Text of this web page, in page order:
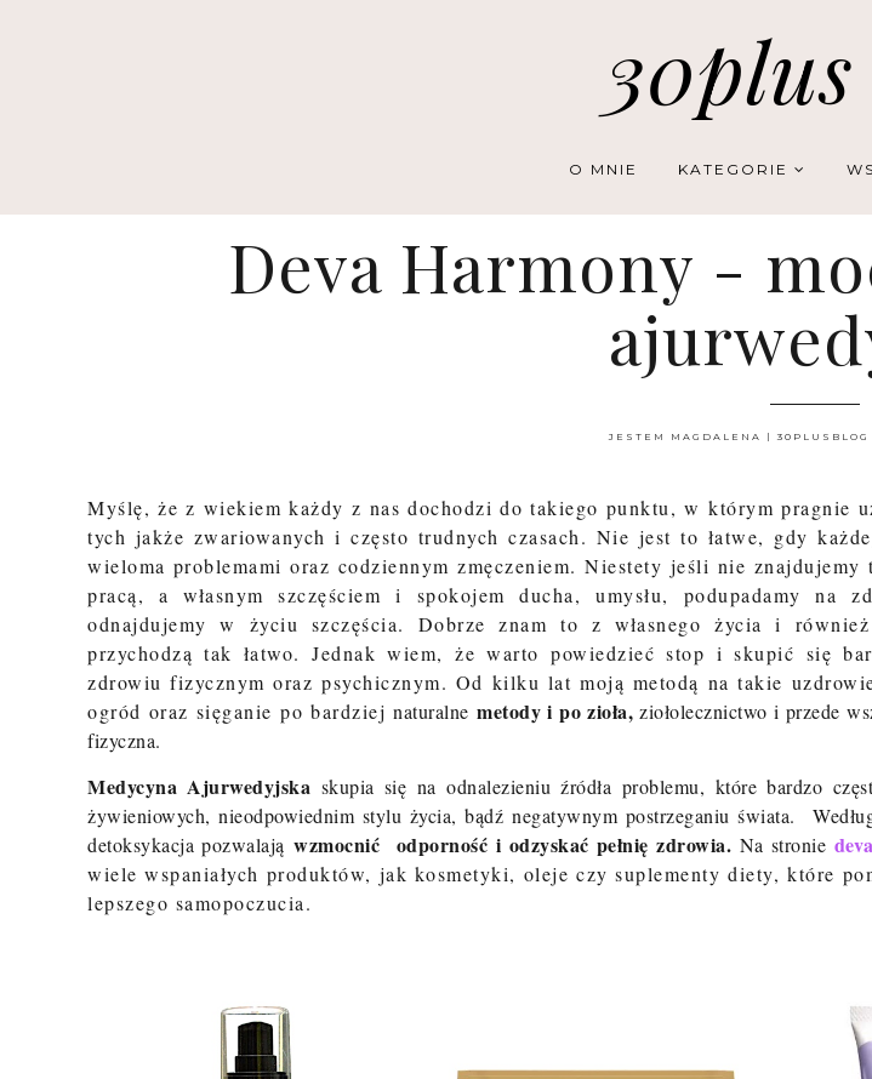
O MNIE KATEGORIE
Deva Harmony -
JESTEM MAGDALENA | 30PLUSBLOG
Myślę, że z wiekiem każdy z nas dochodzi do takiego punktu, w którym pragnie
tych jakże zwariowanych i często trudnych czasach. Nie jest to łatwe, gdy
wieloma problemami oraz codziennym zmęczeniem. Niestety jeśli nie znajdujemy
pracą, a własnym szczęściem i spokojem ducha, umysłu, podupadamy na
odnajdujemy w życiu szczęścia. Dobrze znam to z własnego życia i
przychodzą tak łatwo. Jednak wiem, że warto powiedzieć stop i skupić się
zdrowiu fizycznym oraz psychicznym. Od kilku lat moją metodą na takie
ogród oraz sięganie po bardziejnaturalne metody i po zioła, ziołolecznictwo i przede
fizyczna.
Medycyna Ajurwedyjska skupia się na odnalezieniu źródła problemu, które bardzo
żywieniowych, nieodpowiednim stylu życia, bądź negatywnym postrzeganiu świata.
detoksykacja pozwalają wzmocnić odporność i odzyskać pełnię zdrowia. Na stronie
wiele wspaniałych produktów, jak kosmetyki, oleje czy suplementy diety, które
lepszego samopoczucia.